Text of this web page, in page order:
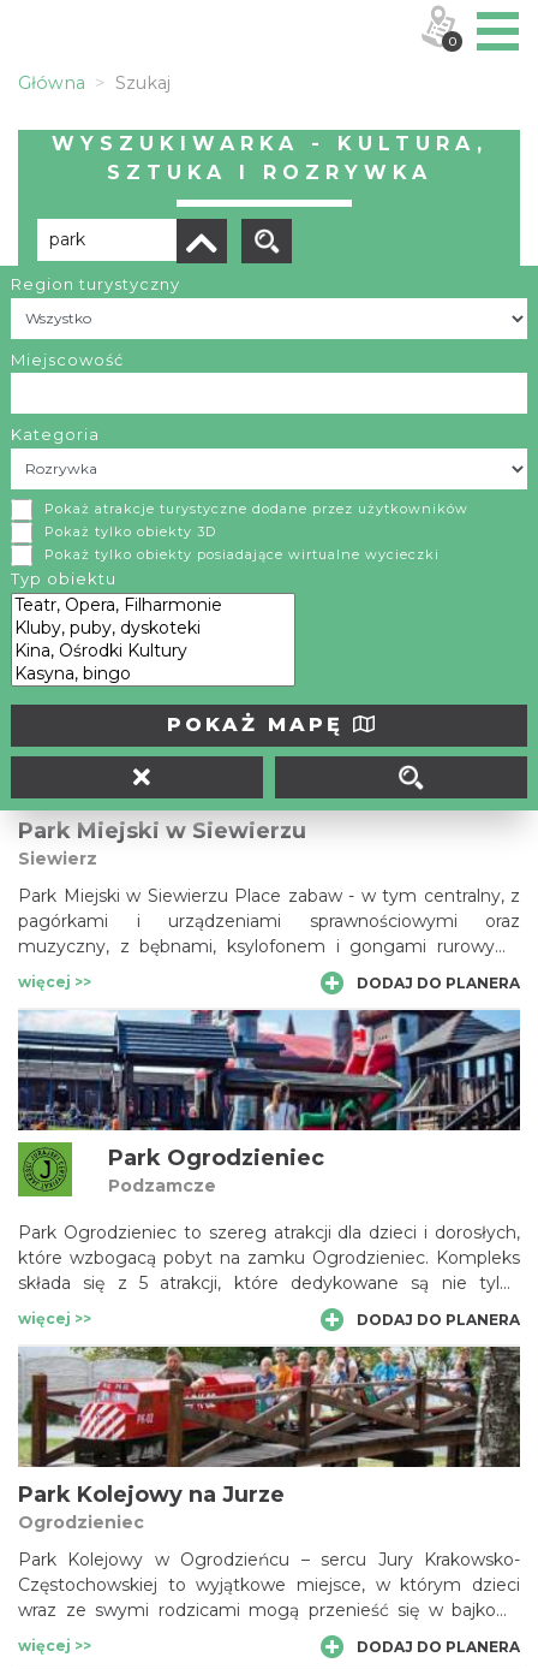
Główna Szukaj
WYSZUKIWARKA - KULTURA,
SZTUKA I ROZRYWKA
Region turystyczny
Miejscowość
Kategoria
Pokaż atrakcje turystyczne dodane przez użytkowników
Pokaż tylko obiekty 3D
Pokaż tylko obiekty posiadające wirtualne wycieczki
Typ obiektu
POKAŻ MAPĘ
Liczba elementów:
Olkusz
Olkuski „Silver Park”, to jedna z największych baz sportowo-
wypoczynkowych w Polsce, ciesząca się zainteresowaniem
miłośników jazdy na rowerach, rolkach i deskach.
więcej >>
Park Miejski w Siewierzu
Siewierz
Park Miejski w Siewierzu Place zabaw - w tym centralny, z
pagórkami i urządzeniami sprawnościowymi oraz
muzyczny, z bębnami, ksylofonem i gongami rurowymi.
Ścieżki spacerowe.
więcej >> DODAJ DO PLANERA
Park Ogrodzieniec
Podzamcze
Park Ogrodzieniec to szereg atrakcji dla dzieci i dorosłych,
które wzbogacą pobyt na zamku Ogrodzieniec. Kompleks
składa się z 5 atrakcji, które dedykowane są nie tylko
rodzinom ale wszystkim sympatykom dobrej zabawy! Park
Miniatur, Park Rozrywki, Park Doświadczeń
Fizycznych,Dom Legend i Strachów oraz Tor Saneczkowy
czekają.
więcej >> DODAJ DO PLANERA
Park Kolejowy na Jurze
Ogrodzieniec
Park Kolejowy w Ogrodzieńcu – sercu Jury Krakowsko-
Częstochowskiej to wyjątkowe miejsce, w którym dzieci
wraz ze swymi rodzicami mogą przenieść się w bajkową
podróż kolejkowymi szlakami.
więcej >> DODAJ DO PLANERA
0